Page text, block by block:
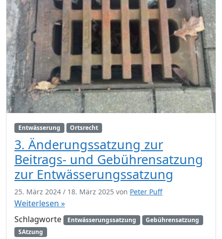
Entwässerung Ortsrecht
3. Änderungssatzung zur
Beitrags- und Gebührensatzung
zur Entwässerungssatzung
25. März 2024 / 18. März 2025 von Peter Puff
Weiterlesen »
Schlagworte
Entwässerungssatzung
Gebührensatzung
SAtzung